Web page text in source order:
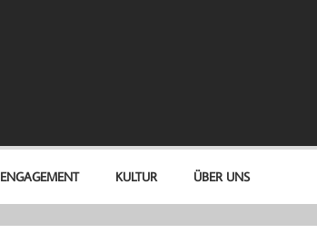
ENGAGEMENT KULTUR ÜBER UNS